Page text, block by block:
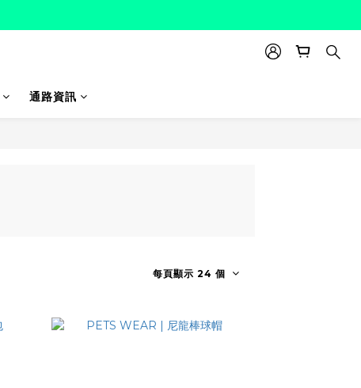
通路資訊
每頁顯示 24 個